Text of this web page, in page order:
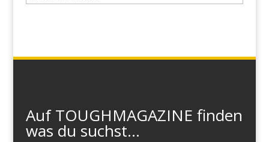
Auf TOUGHMAGAZINE finden
was du suchst...